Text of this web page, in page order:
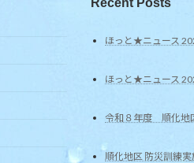
ほっと★ニュース
ほっと★ニュース
令和８年度 順化地
順化地区 防災訓練